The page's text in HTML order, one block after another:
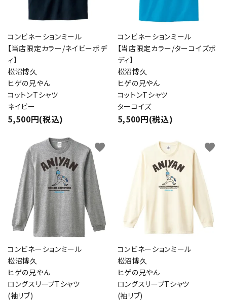
コンビネーションミール
【当店限定カラー/ネイビーボデ
ィ】
松沼博久
ヒゲの兄やん
コットンTシャツ
ネイビー
5,500円(税込)
コンビネーションミール
【当店限定カラー/ターコイズボ
ディ】
松沼博久
ヒゲの兄やん
コットンTシャツ
ターコイズ
5,500円(税込)
コンビネーションミール
松沼博久
ヒゲの兄やん
ロングスリーブTシャツ
(袖リブ)
favorite
コンビネーションミール
松沼博久
ヒゲの兄やん
ロングスリーブTシャツ
(袖リブ)
favorite